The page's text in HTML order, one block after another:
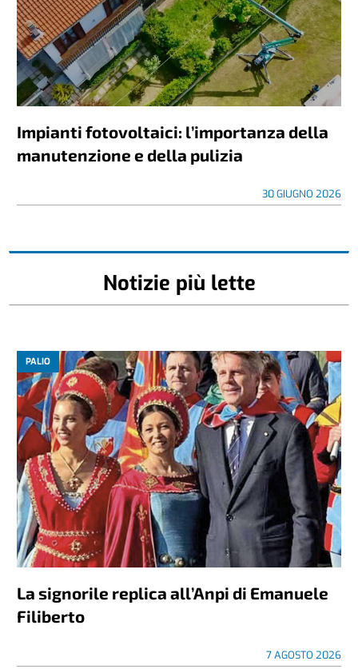
Impianti fotovoltaici: l’importanza della
manutenzione e della pulizia
30 GIUGNO 2026
Notizie più lette
PALIO
La signorile replica all’Anpi di Emanuele
Filiberto
7 AGOSTO 2026